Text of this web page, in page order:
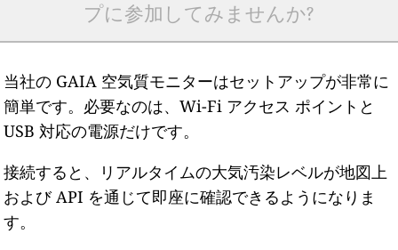
プに参加してみませんか?
当社の GAIA 空気質モニターはセットアップが非常に
簡単です。必要なのは、Wi-Fi アクセス ポイントと
USB 対応の電源だけです。
接続すると、リアルタイムの大気汚染レベルが地図上
および API を通じて即座に確認できるようになりま
す。